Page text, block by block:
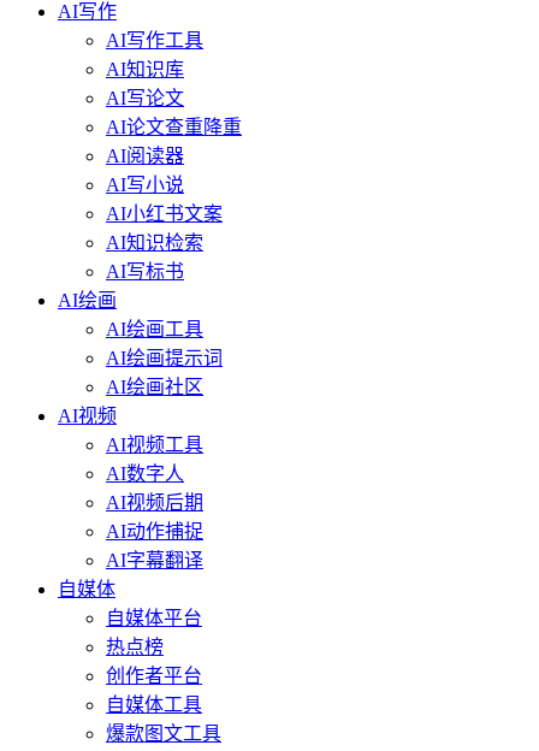
AI写作
AI写作工具
AI知识库
AI写论文
AI论文查重降重
AI阅读器
AI写小说
AI小红书文案
AI知识检索
AI写标书
AI绘画
AI绘画工具
AI绘画提示词
AI绘画社区
AI视频
AI视频工具
AI数字人
AI视频后期
AI动作捕捉
AI字幕翻译
自媒体
自媒体平台
热点榜
创作者平台
自媒体工具
爆款图文工具